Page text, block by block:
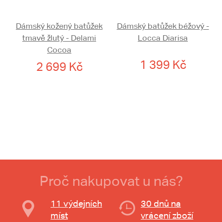
Dámský kožený batůžek
tmavě žlutý - Delami
Cocoa
2 699 Kč
Dámský batůžek béžový -
Locca Diarisa
1 399 Kč
Proč nakupovat u nás?
11 výdejních
míst
30 dnů na
vrácení zboží